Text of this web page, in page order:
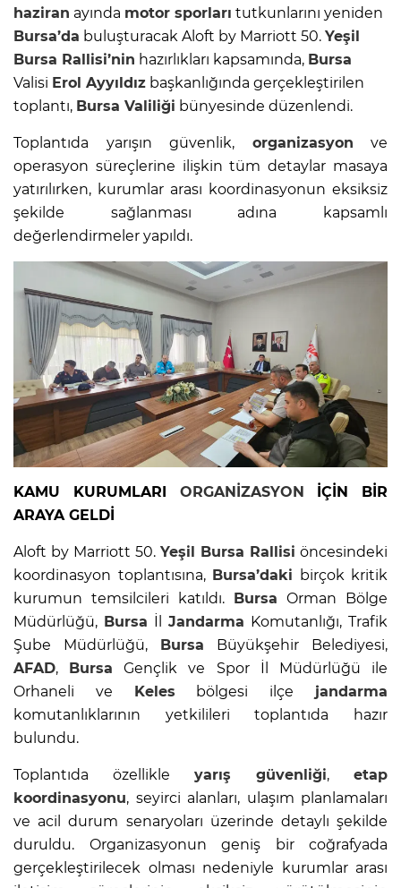
haziran ayında motor sporları tutkunlarını yeniden
Bursa’da buluşturacak Aloft by Marriott 50. Yeşil
Bursa Rallisi’nin hazırlıkları kapsamında, Bursa
Valisi Erol Ayyıldız başkanlığında gerçekleştirilen
toplantı, Bursa Valiliği bünyesinde düzenlendi.
Toplantıda yarışın güvenlik, organizasyon ve
operasyon süreçlerine ilişkin tüm detaylar masaya
yatırılırken, kurumlar arası koordinasyonun eksiksiz
şekilde sağlanması adına kapsamlı
değerlendirmeler yapıldı.
KAMU KURUMLARI ORGANİZASYON İÇİN BİR
ARAYA GELDİ
Aloft by Marriott 50. Yeşil Bursa Rallisi öncesindeki
koordinasyon toplantısına, Bursa’daki birçok kritik
kurumun temsilcileri katıldı. Bursa Orman Bölge
Müdürlüğü, Bursa İl Jandarma Komutanlığı, Trafik
Şube Müdürlüğü, Bursa Büyükşehir Belediyesi,
AFAD, Bursa Gençlik ve Spor İl Müdürlüğü ile
Orhaneli ve Keles bölgesi ilçe jandarma
komutanlıklarının yetkilileri toplantıda hazır
bulundu.
Toplantıda özellikle yarış güvenliği, etap
koordinasyonu, seyirci alanları, ulaşım planlamaları
ve acil durum senaryoları üzerinde detaylı şekilde
duruldu. Organizasyonun geniş bir coğrafyada
gerçekleştirilecek olması nedeniyle kurumlar arası